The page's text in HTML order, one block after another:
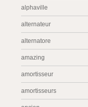
alphaville
alternateur
alternatore
amazing
amortisseur
amortisseurs